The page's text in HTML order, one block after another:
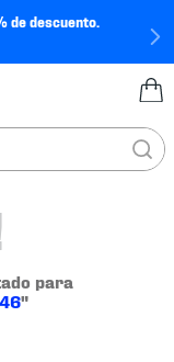
de descuento.
para
"